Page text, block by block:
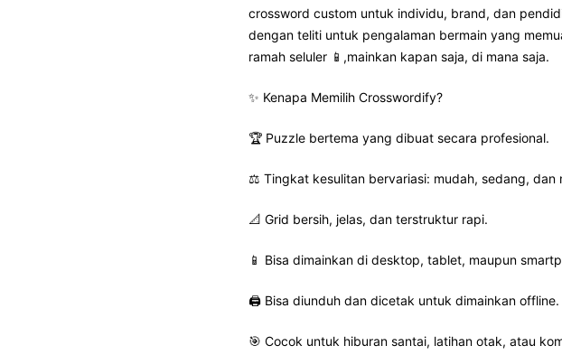
crossword custom untuk individu, brand, dan
dengan teliti untuk pengalaman bermain yang
ramah seluler 📱,mainkan kapan saja, di mana saja.
✨ Kenapa Memilih Crosswordify?
🏆 Puzzle bertema yang dibuat secara profesional.
⚖️ Tingkat kesulitan bervariasi: mudah, sedang, dan
📐 Grid bersih, jelas, dan terstruktur rapi.
📱 Bisa dimainkan di desktop, tablet, maupun
🖨️ Bisa diunduh dan dicetak untuk dimainkan offline.
🎯 Cocok untuk hiburan santai, latihan otak, atau